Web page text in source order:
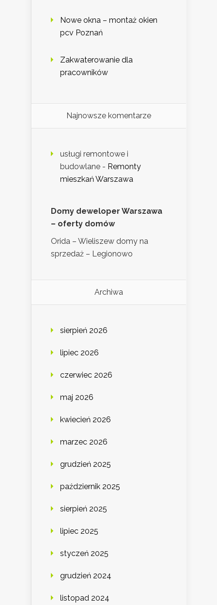
Nowe okna – montaż okien
pcv Poznań
Zakwaterowanie dla
pracowników
Najnowsze komentarze
usługi remontowe i
budowlane - Remonty
mieszkań Warszawa
Domy deweloper Warszawa
– oferty domów
Orida – Wieliszew domy na
sprzedaż – Legionowo
Archiwa
sierpień 2026
lipiec 2026
czerwiec 2026
maj 2026
kwiecień 2026
marzec 2026
grudzień 2025
październik 2025
sierpień 2025
lipiec 2025
styczeń 2025
grudzień 2024
listopad 2024